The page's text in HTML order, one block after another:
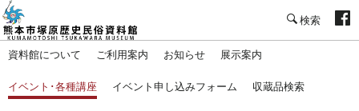
資料館について ご利用案内 お知らせ 展示案内
イベント･各種講座 イベント申し込みフォーム 収蔵品検索